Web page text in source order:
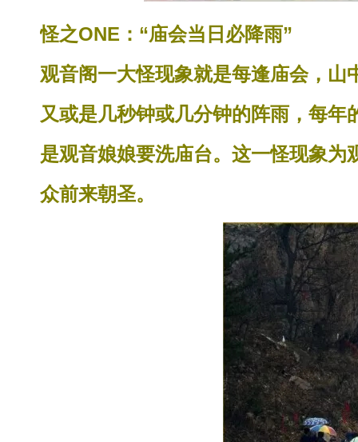
怪之ONE：“庙会当日必降雨”
观音阁一大怪现象就是每逢庙会，
又或是几秒钟或几分钟的阵雨，每
是观音娘娘要洗庙台。这一怪现象
众前来朝圣。